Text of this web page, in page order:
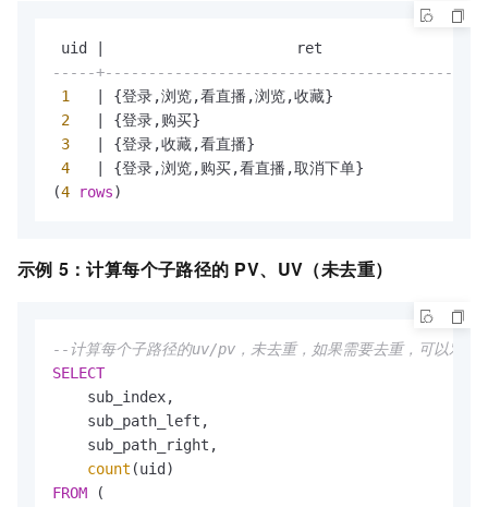
uid
-----
1
{登录,浏览,看直播,浏览,收藏}
2
{登录,购买}
3
{登录,收藏,看直播}
4
{登录,浏览,购买,看直播,取消下单}
(4 rows)
示例 5：计算每个子路径的 PV、UV（未去重）
--计算每个子路径的uv/pv，未去重，如果需要去重，可以对
SELECT
    sub_index,
    sub_path_left,
    sub_path_right,
count
FROM (